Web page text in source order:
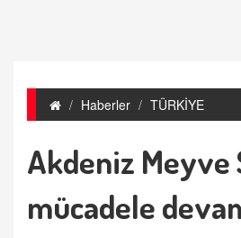
Haberler TÜRKİYE
Akdeniz Meyve
mücadele